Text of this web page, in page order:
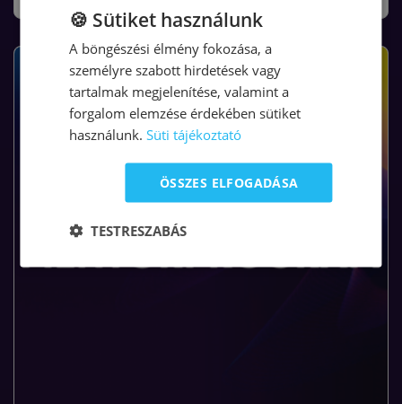
🍪 Sütiket használunk
A böngészési élmény fokozása, a
személyre szabott hirdetések vagy
tartalmak megjelenítése, valamint a
forgalom elemzése érdekében sütiket
használunk. Süti tájékoztató
ÖSSZES ELFOGADÁSA
TESTRESZABÁS